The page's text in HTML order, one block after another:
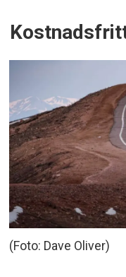
(Foto: Dave Oliver)